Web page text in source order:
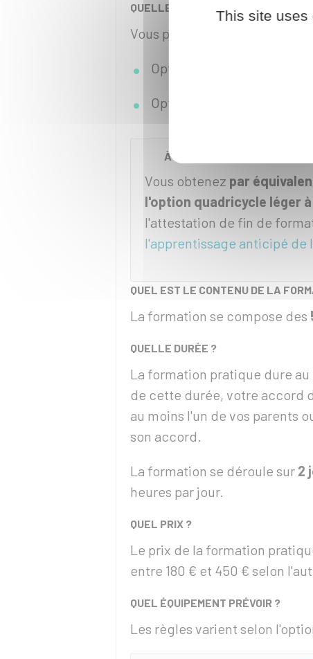
QUELLE OPTION CHOISIR ?
Vous pouvez choisir
Option quadricycle léger à
Option
À NOTER
Vous obtenez par
l'option quadricycle léger
l'attestation de fin de
l'apprentissage anticipé de
QUEL EST LE CONTENU DE LA
La formation se compose des
QUELLE DURÉE ?
La formation pratique dure
de cette durée, votre accord
au moins l'un de vos parents
son accord.
La formation se déroule sur 2
heures par jour.
QUEL PRIX ?
Le prix de la formation
entre 180 € et 450 € selon
QUEL ÉQUIPEMENT PRÉVOIR ?
Les règles varient selon
This site uses